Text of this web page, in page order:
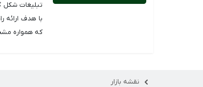
تبلیغات شکل
که همواره
نقشه بازار